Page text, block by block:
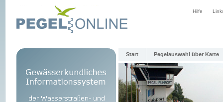
Hilfe
Start Pegelauswahl über Karte